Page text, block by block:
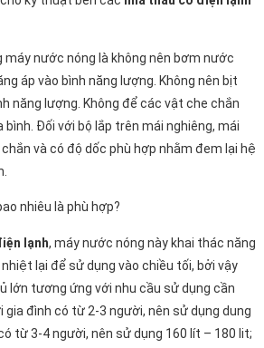
máy nước nóng là không nên bơm nước
áp vào bình năng lượng. Không nên bịt
năng lượng. Không để các vật che chắn
Đối với bộ lắp trên mái nghiêng, mái
và có độ dốc phù hợp nhằm đem lại hệ
nhiêu là phù hợp?
lạnh, máy nước nóng này khai thác năng
lại để sử dụng vào chiều tối, bởi vậy
lớn tương ứng với nhu cầu sử dụng cần
đình có từ 2-3 người, nên sử dụng dung
từ 3-4 người, nên sử dụng 160 lít – 180 lit;